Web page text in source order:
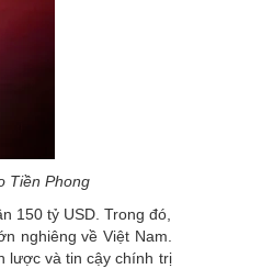
Tiền Phong
150 tỷ USD. Trong đó,
nghiêng về Việt Nam.
lược và tin cậy chính trị